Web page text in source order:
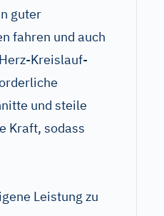
guter
fahren und auch
Kreislauf-
und steile
Kraft, sodass
Leistung zu